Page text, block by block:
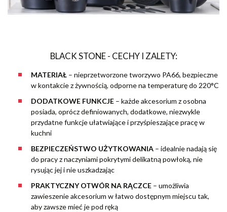
BLACK STONE - CECHY I ZALETY:
MATERIAŁ – nieprzetworzone tworzywo PA66, bezpieczne
w kontakcie z żywnością, odporne na temperaturę do 220°C
DODATKOWE FUNKCJE – każde akcesorium z osobna
posiada, oprócz definiowanych, dodatkowe, niezwykle
przydatne funkcje ułatwiające i przyśpieszające pracę w
kuchni
BEZPIECZEŃSTWO UŻYTKOWANIA – idealnie nadają się
do pracy z naczyniami pokrytymi delikatną powłoką, nie
rysując jej i nie uszkadzając
PRAKTYCZNY OTWÓR NA RĄCZCE – umożliwia
zawieszenie akcesorium w łatwo dostępnym miejscu tak,
aby zawsze mieć je pod ręką